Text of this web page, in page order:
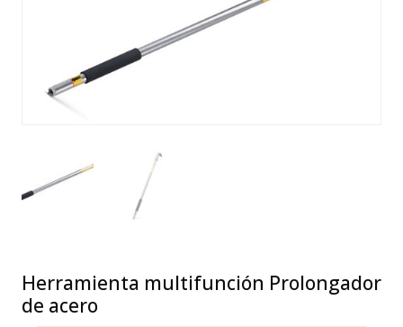
Herramienta multifunción Prolongador
de acero